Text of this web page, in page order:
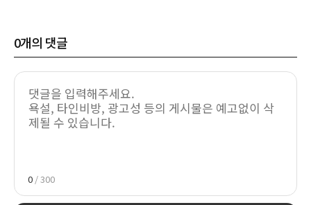
0개의 댓글
0 / 300